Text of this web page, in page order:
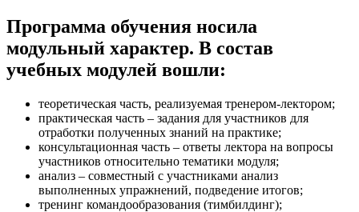
Программа обучения носила
модульный характер. В состав
учебных модулей вошли:
теоретическая часть, реализуемая тренером-лектором;
практическая часть – задания для участников для
отработки полученных знаний на практике;
консультационная часть – ответы лектора на вопросы
участников относительно тематики модуля;
анализ – совместный с участниками анализ
выполненных упражнений, подведение итогов;
тренинг командообразования (тимбилдинг);